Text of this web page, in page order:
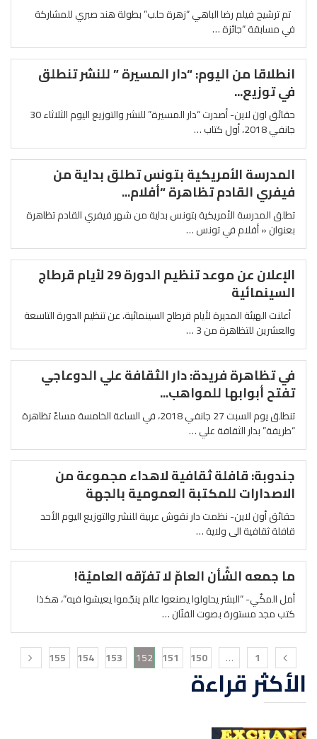
تم ترشيح فيلم رضا الباهي “زهرة حلب” بطولة هند صبري للمشاركة
في مسابقة “جائزة …
انطلاقا من اليوم: “دار المسيرة ” للنشر تنطلق
في توزيع...
حقائق اون لاين- أصدرت “دار المسيرة” للنشر والتوزيع اليوم الثلاثاء 30
جانفي 2018، أول كتاب …
المدرسة الأمريكية بتونس تطلق بداية من
فيفري القادم تظاهرة “أفلام...
تطلق المدرسة الأمريكية بتونس بداية من شهر فيفري القادم تظاهرة
بعنوان « أفلام في تونس …
الإعلان عن موعد تنظيم الدورة 29 لأيام قرطاج
السينمائية
أعلنت الهيئة المديرة لأيام قرطاج السينمائية، عن تنظيم الدورة التاسعة
والعشرين للتظاهرة من 3 …
في تظاهرة فريدة: دار الثقافة علي الدوعاجي
تفتح أبوابها للمواهب...
تنطلق يوم السبت 27 جانفي 2018، في الساعة الخامسة مساءً تظاهرة
“طريفة” بدار الثقافة علي …
جندوبة: قافلة ثقافية لاهداء مجموعة من
الاصدارات للمكتبة العمومية بالجهة
حقائق أون لاين- نظمت دار نقوش عربية للنشر والتوزيع اليوم الأحد
قافلة ثقافية الى ولاية …
ما جمعه الشّأن العامّ لا تفرّقه العاميّة!
أمل المكّي- “البشر يحاولوا يصنعوا عالم ينجّموا يعيشوا فيه”، هكذا
كتب مجد مستورة بصوت الفنّان …
1
…
150
151
152
153
154
155
الأكثر قراءة